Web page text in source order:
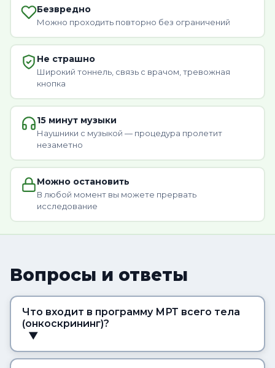
Безвредно
Можно проходить повторно без ограничений
Не страшно
Широкий тоннель, связь с врачом, тревожная
кнопка
15 минут музыки
Наушники с музыкой — процедура пролетит
незаметно
Можно остановить
В любой момент вы можете прервать
исследование
Вопросы и ответы
Что входит в программу МРТ всего тела
(онкоскрининг)?
▼